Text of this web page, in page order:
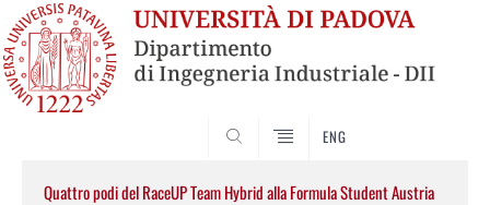
ENG
Quattro podi del RaceUP Team Hybrid alla Formula Student Austria